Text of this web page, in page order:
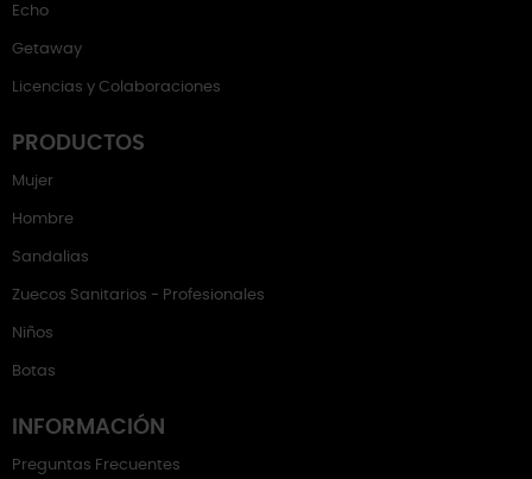
Echo
Getaway
Licencias y Colaboraciones
PRODUCTOS
Mujer
Hombre
Sandalias
Zuecos Sanitarios - Profesionales
Niños
Botas
INFORMACIÓN
Preguntas Frecuentes